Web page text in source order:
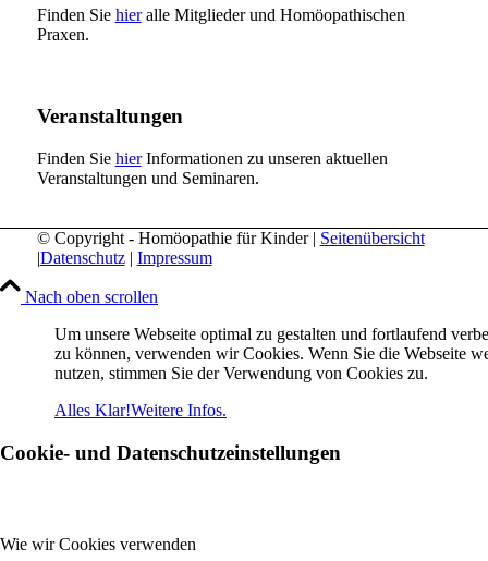
Finden Sie hieralle Mitglieder und Homöopathischen
Praxen.
Veranstaltungen
Finden Sie hierInformationen zu unseren aktuellen
Veranstaltungen und Seminaren.
© Copyright - Homöopathie für Kinder | Seitenübersicht
|Datenschutz| Impressum
Nach oben scrollen
Um unsere Webseite optimal zu gestalten und fortlaufend
zu können, verwenden wir Cookies. Wenn Sie die Webseite
nutzen, stimmen Sie der Verwendung von Cookies zu.
Alles Klar!Weitere Infos.
Cookie- und Datenschutzeinstellungen
Wie wir Cookies verwenden